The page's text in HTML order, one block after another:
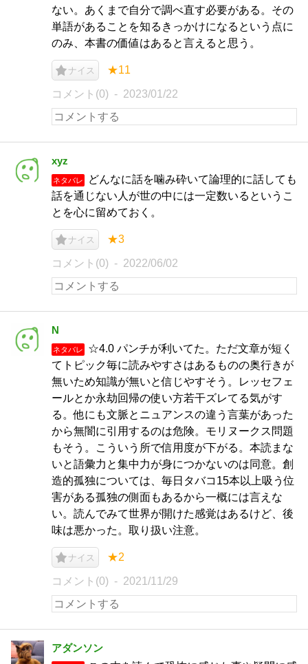
ない。あくまで自分で調べ直す必要がある。その
単語があることを知るきっかけになるという点に
のみ、本書の価値はあると言えると思う。
ナイス ★11
コメント(0) 2023/01/22
xyz
ネタバレ
どんなに話を噛み砕いて論理的に話しても
話を通じない人が世の中には一定数いるというこ
とを心に留めておく。
ナイス ★3
コメント(0) 2022/06/02
N
ネタバレ
☆4.0 パンチが利いてた。ただ文章が短く
てトピック毎に読みやすさはあるものの奥行きが
無いため知識が無いと信じやすそう。レッセフェ
ールとか永劫回帰の使い方若干ズレてる気がす
る。他にも文脈とニュアンスの違う言葉があった
から無闇に引用するのは危険。モリヌークス問題
もそう。こういう所で信用度が下がる。本読まな
いと語彙力と集中力が身につかないのは同意。創
造的孤独については、毎日タバコ15本以上吸う位
害がある孤独の側面もあるから一概には言えな
い。読んでみて世界が開けた感覚はあるけど、後
味は悪かった。取り扱い注意。
ナイス ★2
コメント(0) 2021/11/29
アダンソン